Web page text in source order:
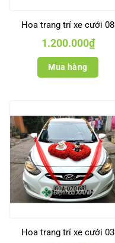
Hoa trang trí xe cưới 08
1.200.000₫
Mua hàng
Hoa trang trí xe cưới 03